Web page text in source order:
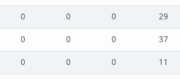
0 0 0
29
0 0 0
37
0 0 0
11